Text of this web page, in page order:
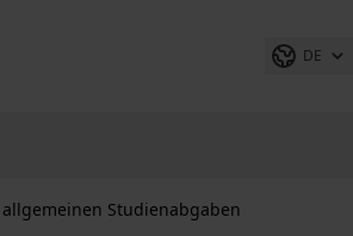
DE
Studienabgaben